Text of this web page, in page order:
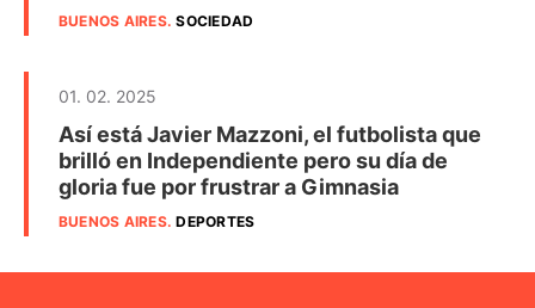
BUENOS AIRES.SOCIEDAD
01. 02. 2025
Así está Javier Mazzoni, el futbolista que
brilló en Independiente pero su día de
gloria fue por frustrar a Gimnasia
BUENOS AIRES.DEPORTES